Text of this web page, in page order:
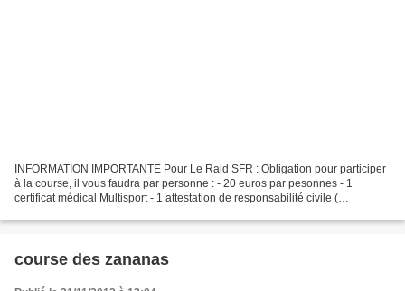
INFORMATION IMPORTANTE Pour Le Raid SFR : Obligation pour participer
à la course, il vous faudra par personne : - 20 euros par pesonnes - 1
certificat médical Multisport - 1 attestation de responsabilité civile (
course des zananas